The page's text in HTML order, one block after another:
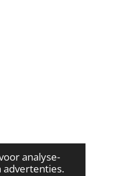
analyse-
advertenties.